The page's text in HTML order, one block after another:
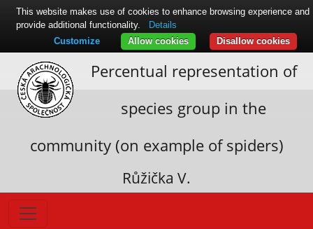
Percentual representation of
species group in the
community (on example of spiders)
Růžička V.
This website makes use of cookies to enhance browsing experience and
provide additional functionality.
Details
Disallow cookies
Allow cookies
Customize